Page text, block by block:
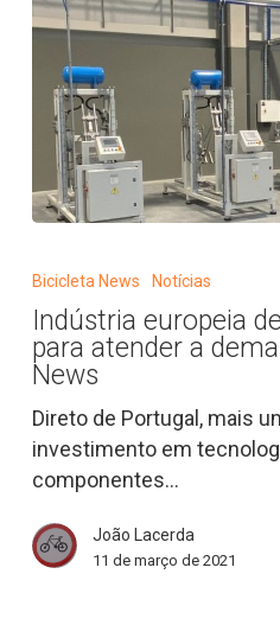
bicicletas
investe
para
atender
a
demanda
Bicicleta
News
Bicicleta News Notícias
Indústria europeia
para atender a
News
Direto de Portugal, mais
investimento em
componentes…
João Lacerda
11 de março de 2021